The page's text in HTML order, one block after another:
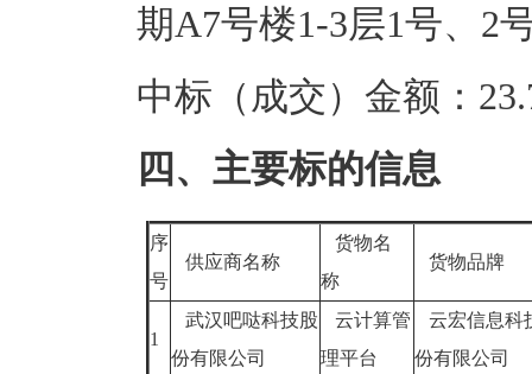
期A7号楼1-3层1号、2
中标（成交）金额：
四、主要标的信息
序
号
供应商名称
货物名
称
货物品牌
1
武汉吧哒科技股
份有限公司
云计算管
理平台
云宏信息科
份有限公司